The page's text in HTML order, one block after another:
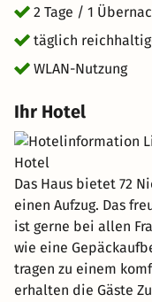
Tag. Freuen Sie sich
weg.de wünscht
schönen Nürburg.
2 Tage / 1
täglich
WLAN-Nutzung
Ihr Hotel
Das Haus bietet 72
einen Aufzug. Das
ist gerne bei allen
wie eine
tragen zu einem
erhalten die Gäste